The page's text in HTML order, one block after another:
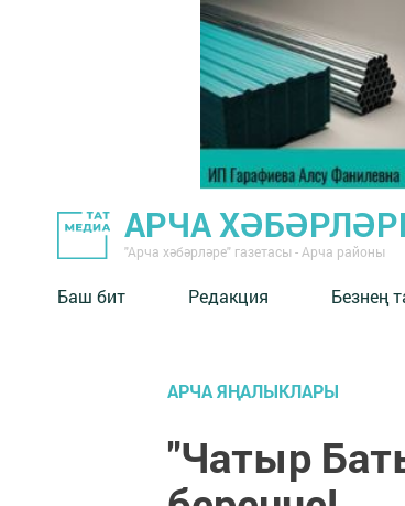
АРЧА
"Арча хәбәрләре" газетасы - Арча районы
Баш бит Редакция Безнең
АРЧА ЯҢАЛЫКЛАРЫ
"Чатыр